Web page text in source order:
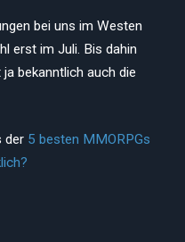
bei uns im Westen
erst im Juli. Bis dahin
bekanntlich auch die
der 5 besten MMORPGs